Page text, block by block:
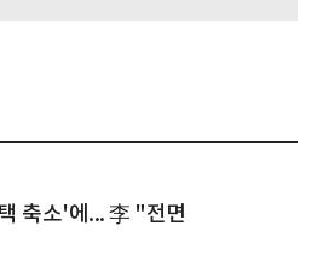
축소'에... 李 "전면